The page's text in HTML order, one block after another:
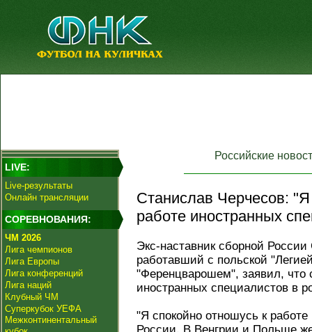
LIVE:
Live-результаты
Онлайн трансляции
СОРЕВНОВАНИЯ:
ЧМ 2026
Лига чемпионов
Лига Европы
Лига конференций
Лига наций
Клубный ЧМ
Суперкубок УЕФА
Межконтинентальный
Российские
Станислав Черчесов:
работе иностранных
Экс-наставник сборной
работавший с польской
"Ференцварошем", заявил, что
иностранных специалистов в
"Я спокойно отношусь к